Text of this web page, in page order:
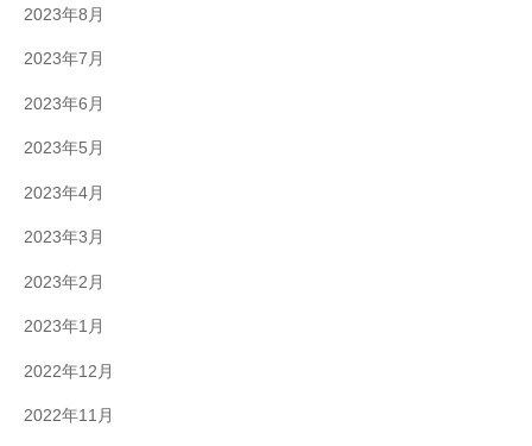
2023年8月
2023年7月
2023年6月
2023年5月
2023年4月
2023年3月
2023年2月
2023年1月
2022年12月
2022年11月